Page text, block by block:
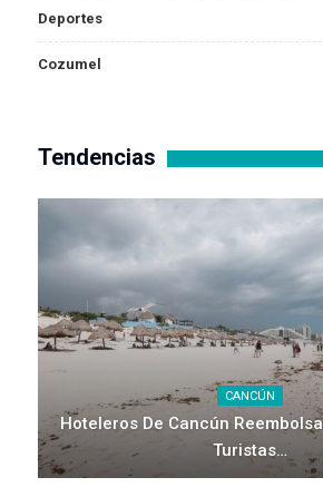
Deportes
Cozumel
Tendencias
CANCÚN
Hoteleros De Cancún
Turistas…